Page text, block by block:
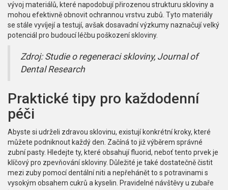
vývoj materiálů, které napodobují přirozenou strukturu skloviny a
mohou efektivně obnovit ochrannou vrstvu zubů. Tyto materiály
se stále vyvíjejí a testují, avšak dosavadní výzkumy naznačují velký
potenciál pro budoucí léčbu poškození skloviny.
Zdroj: Studie o regeneraci skloviny, Journal of
Dental Research
Praktické tipy pro každodenní
péči
Abyste si udrželi zdravou sklovinu, existují konkrétní kroky, které
můžete podniknout každý den. Začíná to již výběrem správné
zubní pasty. Hledejte ty, které obsahují fluorid, neboť tento prvek je
klíčový pro zpevňování skloviny. Důležité je také dostatečně čistit
mezi zuby pomocí dentální niti a nepřehánět to s potravinami s
vysokým obsahem cukrů a kyselin. Pravidelné návštěvy u zubaře